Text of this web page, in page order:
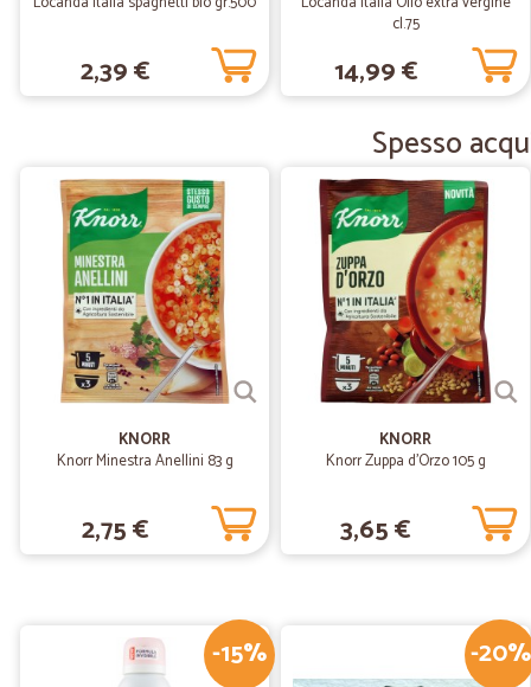
2,39 €
cl.75
14,99 €
Spesso
KNORR
Knorr Minestra Anellini 83 g
2,75 €
KNORR
Knorr Zuppa d'Orzo 105 g
3,65 €
-15% -20%